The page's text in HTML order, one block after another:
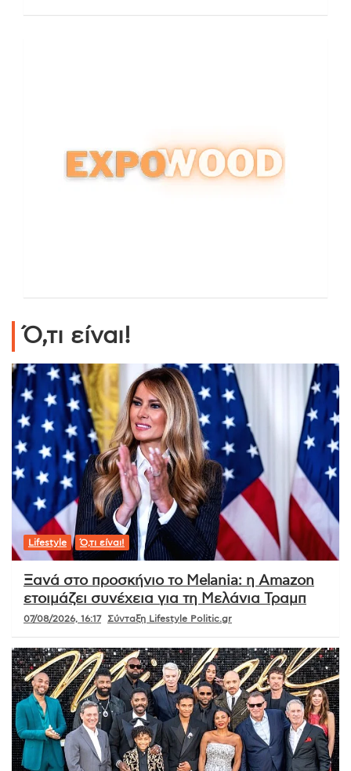
Ό,τι είναι!
Lifestyle Ό,τι είναι!
Ξανά στο προσκήνιο το Melania: η Amazon
ετοιμάζει συνέχεια για τη Μελάνια Τραμπ
07/08/2026, 16:17 Σύνταξη Lifestyle Politic.gr